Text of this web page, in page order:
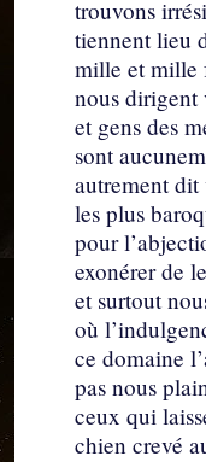
trouvons
tiennent lieu
mille et mille
nous dirigent
et gens des
sont
autrement dit
les plus
pour
exonérer de
et surtout
où
ce domaine
pas nous
ceux qui
chien crevé